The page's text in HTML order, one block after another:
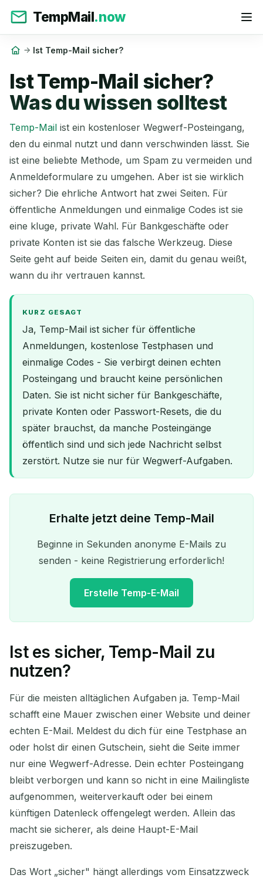
TempMail.now
Ist Temp-Mail sicher?
Ist Temp-Mail sicher?
Was du wissen solltest
Temp-Mail ist ein kostenloser Wegwerf-Posteingang,
den du einmal nutzt und dann verschwinden lässt. Sie
ist eine beliebte Methode, um Spam zu vermeiden und
Anmeldeformulare zu umgehen. Aber ist sie wirklich
sicher? Die ehrliche Antwort hat zwei Seiten. Für
öffentliche Anmeldungen und einmalige Codes ist sie
eine kluge, private Wahl. Für Bankgeschäfte oder
private Konten ist sie das falsche Werkzeug. Diese
Seite geht auf beide Seiten ein, damit du genau weißt,
wann du ihr vertrauen kannst.
KURZ GESAGT
Ja, Temp-Mail ist sicher für öffentliche
Anmeldungen, kostenlose Testphasen und
einmalige Codes - Sie verbirgt deinen echten
Posteingang und braucht keine persönlichen
Daten. Sie ist nicht sicher für Bankgeschäfte,
private Konten oder Passwort-Resets, die du
später brauchst, da manche Posteingänge
öffentlich sind und sich jede Nachricht selbst
zerstört. Nutze sie nur für Wegwerf-Aufgaben.
Erhalte jetzt deine Temp-Mail
Beginne in Sekunden anonyme E-Mails zu
senden - keine Registrierung erforderlich!
Erstelle Temp-E-Mail
Ihre temporäre E-Mail-
Kopieren QR
Ausgewählte löschen E-Mail ändern
Aktualisieren
Ist es sicher, Temp-Mail zu
nutzen?
Für die meisten alltäglichen Aufgaben ja. Temp-Mail
schafft eine Mauer zwischen einer Website und deiner
echten E-Mail. Meldest du dich für eine Testphase an
oder holst dir einen Gutschein, sieht die Seite immer
nur eine Wegwerf-Adresse. Dein echter Posteingang
bleibt verborgen und kann so nicht in eine Mailingliste
aufgenommen, weiterverkauft oder bei einem
künftigen Datenleck offengelegt werden. Allein das
macht sie sicherer, als deine Haupt-E-Mail
preiszugeben.
Das Wort „sicher" hängt allerdings vom Einsatzzweck